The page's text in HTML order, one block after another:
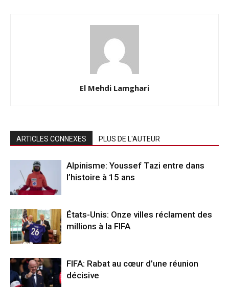
El Mehdi Lamghari
ARTICLES CONNEXES PLUS DE L'AUTEUR
Alpinisme: Youssef Tazi entre dans
l’histoire à 15 ans
États-Unis: Onze villes réclament des
millions à la FIFA
FIFA: Rabat au cœur d’une réunion
décisive